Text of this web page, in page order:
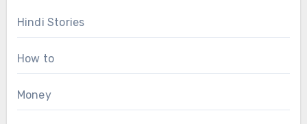
Hindi Stories
How to
Money